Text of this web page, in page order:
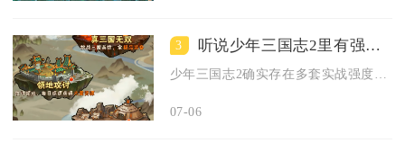
3 听说少年三国志2里有强悍阵容是真的吗
07-06